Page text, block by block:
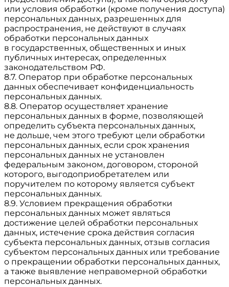
или условия обработки (кроме получения доступа)
персональных данных, разрешенных для
распространения, не действуют в случаях
обработки персональных данных
в государственных, общественных и иных
публичных интересах, определенных
законодательством РФ.
8.7. Оператор при обработке персональных
данных обеспечивает конфиденциальность
персональных данных.
8.8. Оператор осуществляет хранение
персональных данных в форме, позволяющей
определить субъекта персональных данных,
не дольше, чем этого требуют цели обработки
персональных данных, если срок хранения
персональных данных не установлен
федеральным законом, договором, стороной
которого, выгодоприобретателем или
поручителем по которому является субъект
персональных данных.
8.9. Условием прекращения обработки
персональных данных может являться
достижение целей обработки персональных
данных, истечение срока действия согласия
субъекта персональных данных, отзыв согласия
субъектом персональных данных или требование
о прекращении обработки персональных данных,
а также выявление неправомерной обработки
персональных данных.